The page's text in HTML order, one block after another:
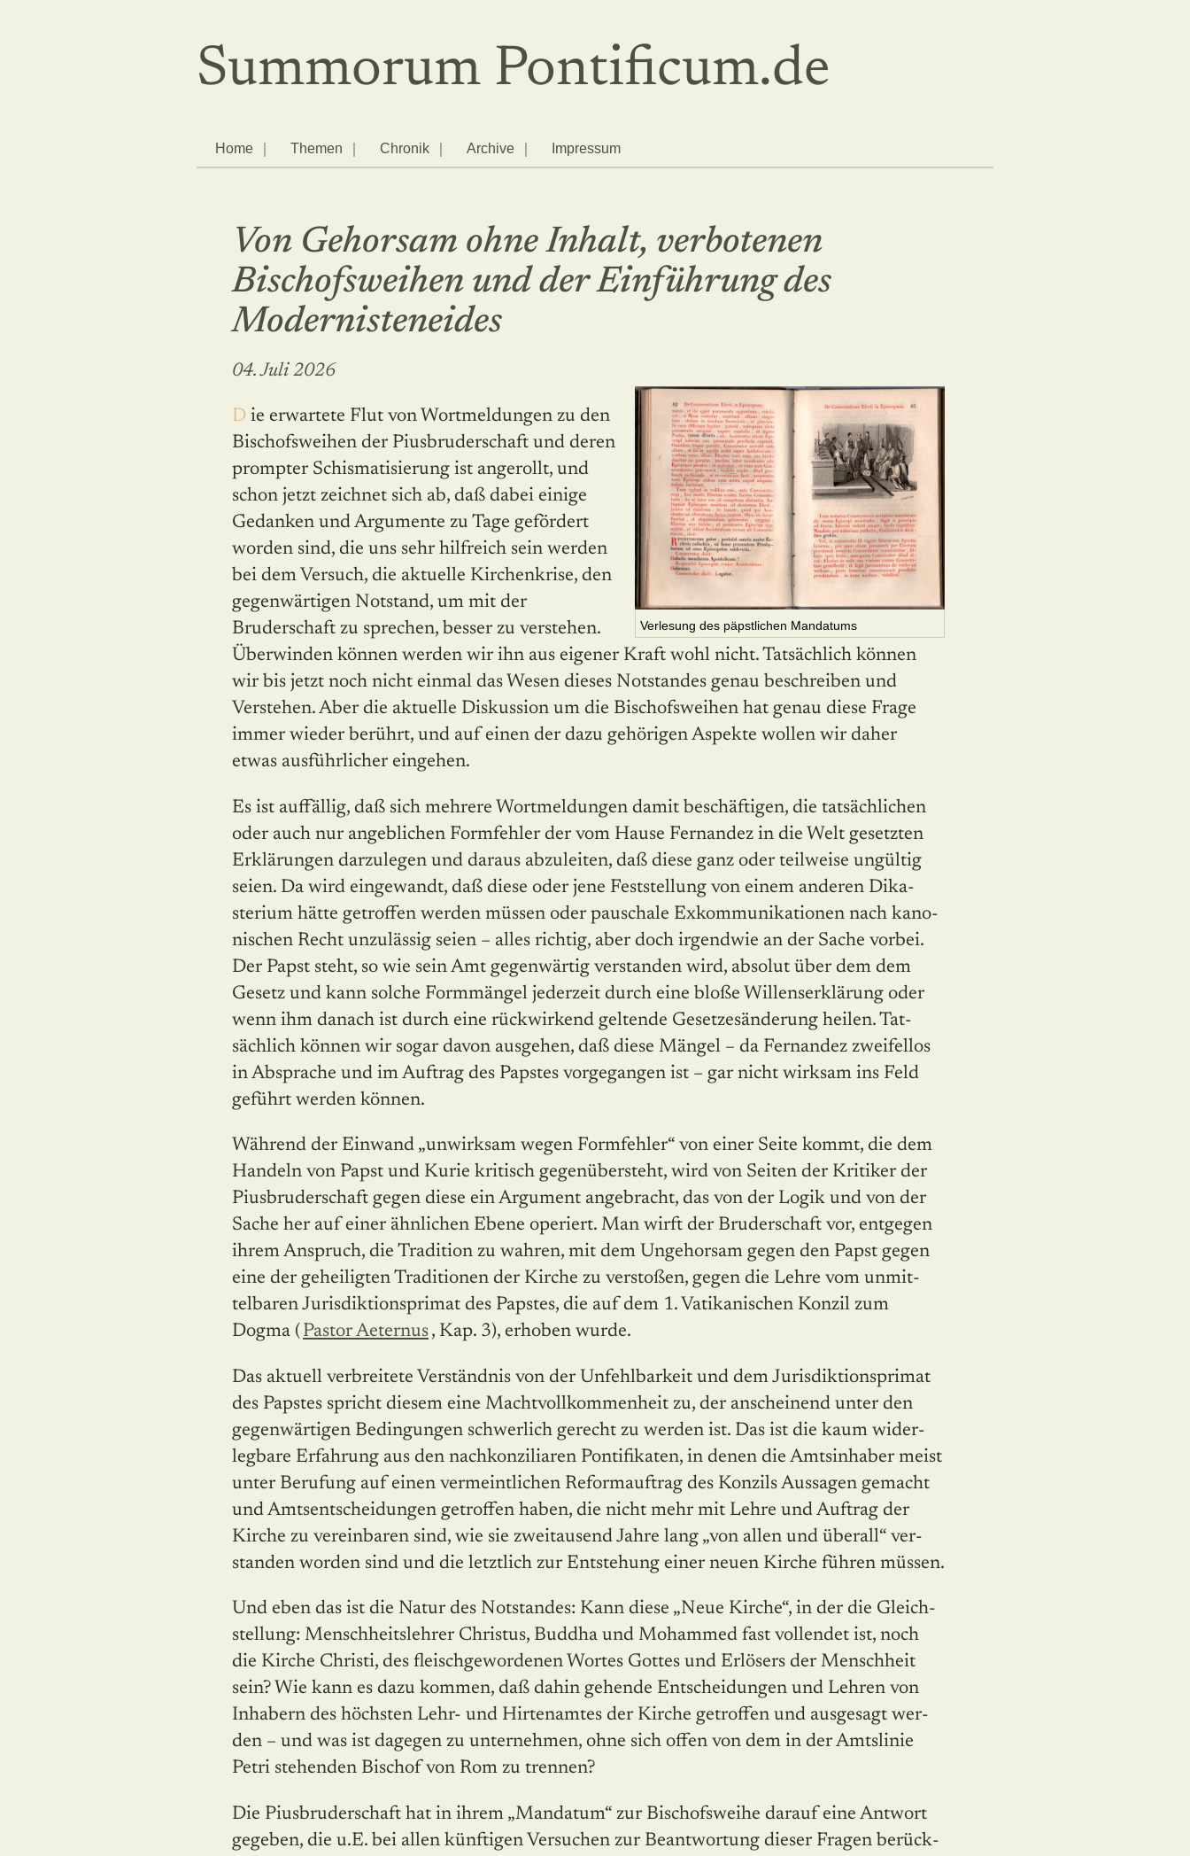
Summorum Pontificum.de
Home Themen Chronik Archive Impressum
Von Gehorsam ohne Inhalt, verbotenen
Bischofsweihen und der Einführung des
Modernisteneides
04. Juli 2026
Verlesung des päpstlichen Mandatums
Die erwartete Flut von Wortmeldungen zu den
Bischofsweihen der Piusbruder­schaft und deren
prompter Schismati­sierung ist angerollt, und
schon jetzt zeichnet sich ab, daß dabei einige
Gedanken und Argu­mente zu Tage gefördert
worden sind, die uns sehr hilfreich sein werden
bei dem Versuch, die aktuelle Kirchenkrise, den
gegenwärtigen Not­stand, um mit der
Bruderschaft zu sprechen, besser zu verstehen.
Überwinden können werden wir ihn aus eigener Kraft wohl nicht. Tatsächlich können
wir bis jetzt noch nicht einmal das Wesen dieses Notstandes genau beschreiben und
Verstehen. Aber die aktuelle Diskussion um die Bischofsweihen hat genau diese Frage
immer wieder berührt, und auf einen der dazu gehörigen Aspekte wollen wir daher
etwas ausführlicher eingehen.
Es ist auffällig, daß sich mehrere Wortmeldungen damit beschäftigen, die tatsächlichen
oder auch nur angeblichen Formfehler der vom Hause Fernandez in die Welt gesetzten
Erklärungen darzulegen und daraus abzuleiten, daß diese ganz oder teilweise ungültig
seien. Da wird eingewandt, daß diese oder jene Feststellung von einem anderen Dika­
sterium hätte getroffen werden müssen oder pauschale Exkommunikationen nach kano­
nischen Recht unzulässig seien – alles richtig, aber doch irgendwie an der Sache vorbei.
Der Papst steht, so wie sein Amt gegenwärtig verstanden wird, absolut über dem dem
Gesetz und kann solche Formmängel jederzeit durch eine bloße Willenserklärung oder
wenn ihm danach ist durch eine rückwirkend geltende Gesetzesänderung heilen. Tat­
sächlich können wir sogar davon ausgehen, daß diese Mängel – da Fernandez zweifellos
in Absprache und im Auftrag des Papstes vorgegangen ist – gar nicht wirksam ins Feld
geführt werden können.
Während der Einwand „unwirksam wegen Formfehler“ von einer Seite kommt, die dem
Handeln von Papst und Kurie kritisch gegenübersteht, wird von Seiten der Kritiker der
Piusbruderschaft gegen diese ein Argument angebracht, das von der Logik und von der
Sache her auf einer ähnlichen Ebene operiert. Man wirft der Bruderschaft vor, entgegen
ihrem Anspruch, die Tradition zu wahren, mit dem Ungehorsam gegen den Papst gegen
eine der geheiligten Traditionen der Kirche zu verstoßen, gegen die Lehre vom unmit­
telbaren Jurisdiktionsprimat des Papstes, die auf dem 1. Vatikanischen Konzil zum
Dogma ( Pastor Aeternus, Kap. 3), erhoben wurde.
Das aktuell verbreitete Verständnis von der Unfehlbarkeit und dem Jurisdiktionsprimat
des Papstes spricht diesem eine Machtvollkommenheit zu, der anscheinend unter den
gegenwärtigen Bedingungen schwerlich gerecht zu werden ist. Das ist die kaum wider­
legbare Erfahrung aus den nachkonziliaren Pontifikaten, in denen die Amtsinhaber meist
unter Berufung auf einen vermeintlichen Reformauftrag des Konzils Aussagen gemacht
und Amtsentscheidungen getroffen haben, die nicht mehr mit Lehre und Auftrag der
Kirche zu vereinbaren sind, wie sie zweitausend Jahre lang „von allen und überall“ ver­
standen worden sind und die letztlich zur Entstehung einer neuen Kirche führen müssen.
Und eben das ist die Natur des Notstandes: Kann diese „Neue Kirche“, in der die Gleich­
stellung: Menschheitslehrer Christus, Buddha und Mohammed fast vollendet ist, noch
die Kirche Christi, des fleischgewordenen Wortes Gottes und Erlösers der Menschheit
sein? Wie kann es dazu kommen, daß dahin gehende Entscheidungen und Lehren von
Inhabern des höchsten Lehr- und Hirtenamtes der Kirche getroffen und ausgesagt wer­
den – und was ist dagegen zu unternehmen, ohne sich offen von dem in der Amtslinie
Petri stehenden Bischof von Rom zu trennen?
Die Piusbruderschaft hat in ihrem „Mandatum“ zur Bischofsweihe darauf eine Antwort
gegeben, die u.E. bei allen künftigen Versuchen zur Beantwortung dieser Fragen berück­